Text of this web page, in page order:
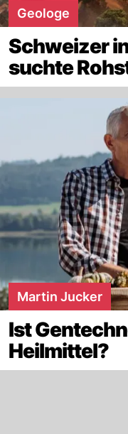
Geologe
Schweizer
suchte
Martin Jucker
Ist
Heilmittel?